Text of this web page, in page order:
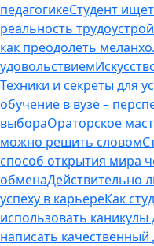
педагогикеСтудент
реальность
как преодолеть
удовольствием
Техники и секреты для
обучение в вузе –
выбораОраторское
можно решить словом
способ открытия мира
обменаДействительно
успеху в карьереКак
использовать каникулы
написать